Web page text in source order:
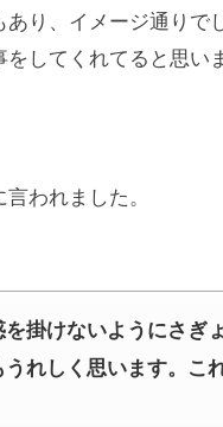
り、イメージ通りで
してくれてると思い
われました。
掛けないようにさぎ
れしく思います。こ